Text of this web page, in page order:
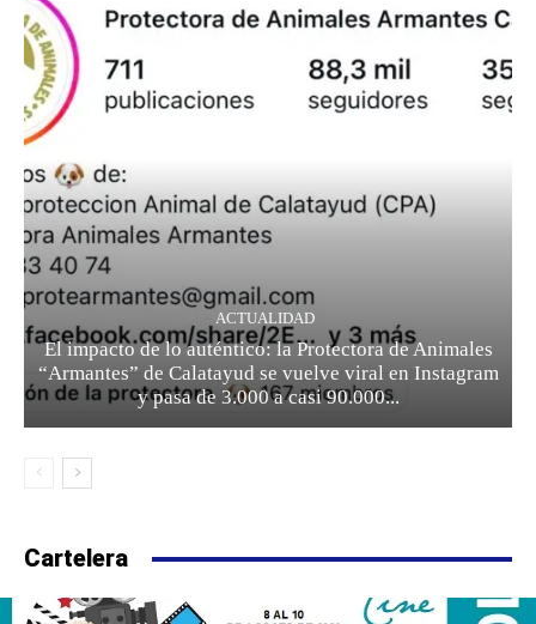
ACTUALIDAD
El impacto de lo auténtico: la Protectora de Animales
“Armantes” de Calatayud se vuelve viral en Instagram
y pasa de 3.000 a casi 90.000...
Cartelera